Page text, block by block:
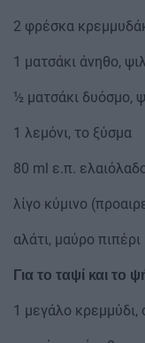
2 φρέσκα
1 ματσάκι άνηθο,
½ ματσάκι δυόσμο,
1 λεμόνι, το ξύσμα
80 ml ε.π.
λίγο κύμινο
αλάτι, μαύρο πιπέρι
Για το ταψί και το
1 μεγάλο κρεμμύδι,